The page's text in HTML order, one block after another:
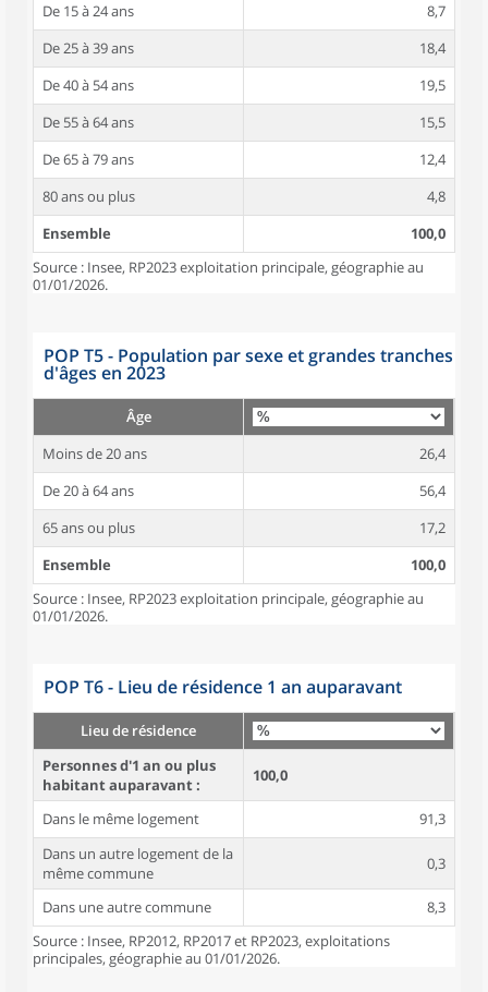
De 15 à 24 ans
8,7
De 25 à 39 ans
18,4
De 40 à 54 ans
19,5
De 55 à 64 ans
15,5
De 65 à 79 ans
12,4
80 ans ou plus
4,8
Ensemble
100,0
Source : Insee, RP2023 exploitation principale, géographie au
01/01/2026.
POP T5 - Population par sexe et grandes tranches
d'âges en 2023
Âge
Moins de 20 ans
26,4
De 20 à 64 ans
56,4
65 ans ou plus
17,2
Ensemble
100,0
Source : Insee, RP2023 exploitation principale, géographie au
01/01/2026.
POP T6 - Lieu de résidence 1 an auparavant
Lieu de résidence
Personnes d'1 an ou plus
habitant auparavant :
100,0
Dans le même logement
91,3
Dans un autre logement de la
même commune
0,3
Dans une autre commune
8,3
Source : Insee, RP2012, RP2017 et RP2023, exploitations
principales, géographie au 01/01/2026.